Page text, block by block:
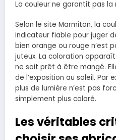
La couleur ne garantit pas
Selon le site Marmiton, la
indicateur fiable pour juger
bien orange ou rouge n’est
juteux. La coloration
ne soit prêt à être mangé.
de l’exposition au soleil. Par
plus de lumière n’est pas
simplement plus coloré.
Les véritables